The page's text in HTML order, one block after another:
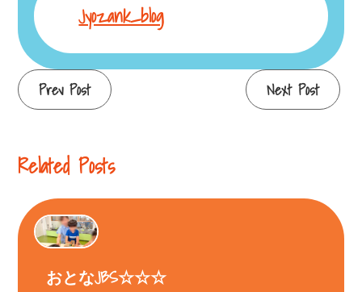
Jyozank_blog
Continue
Prev Post Next Post
Related Posts
おとなJBS☆☆☆